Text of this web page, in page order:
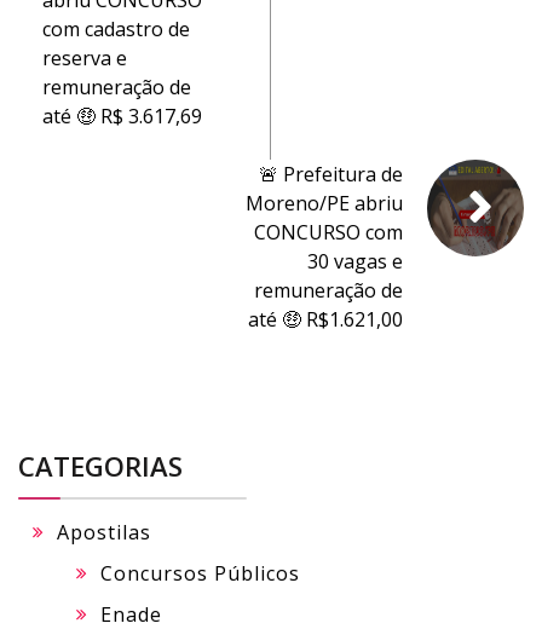
com cadastro de
reserva e
remuneração de
até 🤑 R$ 3.617,69
🚨 Prefeitura de
Moreno/PE abriu
CONCURSO com
30 vagas e
remuneração de
até 🤑 R$1.621,00
CATEGORIAS
Apostilas
Concursos Públicos
Enade